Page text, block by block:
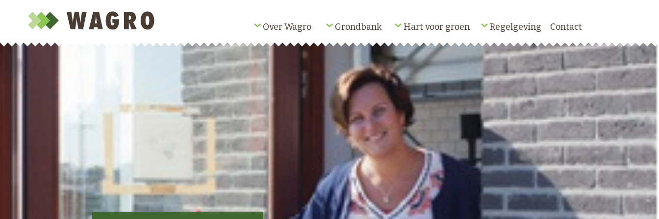
Over Wagro Grondbank Hart voor groen Regelgeving Contact